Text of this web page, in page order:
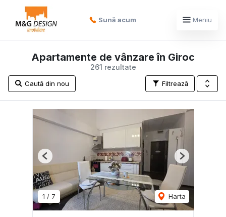
Sună acum Meniu
261 rezultate
Apartamente de vânzare în Giroc
Filtrează
Caută din nou
1 / 7 Harta
Previous Next